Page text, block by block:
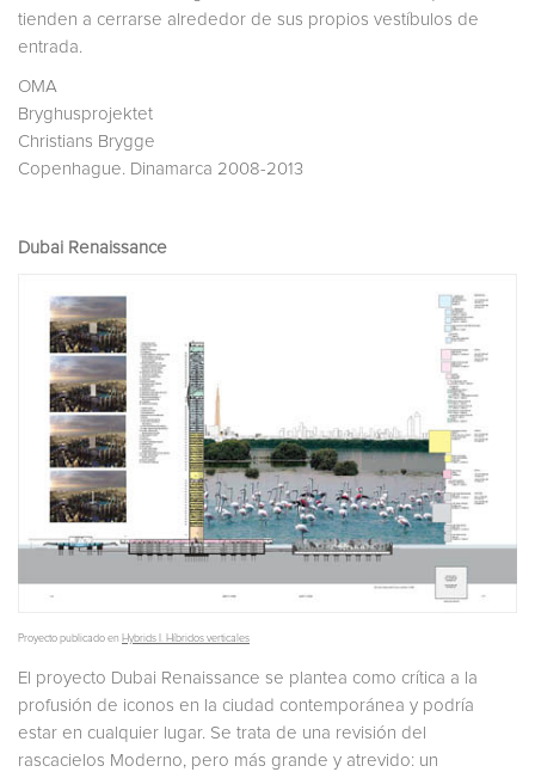
tienden a cerrarse alrededor de sus propios vestíbulos de
entrada.
OMA
Bryghusprojektet
Christians Brygge
Copenhague. Dinamarca 2008-2013
Dubai Renaissance
Proyecto publicado en Hybrids I. Híbridos verticales
El proyecto Dubai Renaissance se plantea como crítica a la
profusión de iconos en la ciudad contemporánea y podría
estar en cualquier lugar. Se trata de una revisión del
rascacielos Moderno, pero más grande y atrevido: un